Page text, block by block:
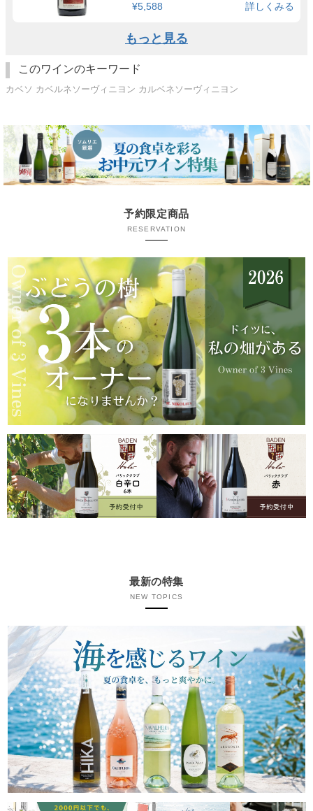
¥5,588 詳しくみる
もっと見る
このワインのキーワード
カベソ カベルネソーヴィニヨン カルベネソーヴィニヨン
予約限定商品
RESERVATION
最新の特集
NEW TOPICS